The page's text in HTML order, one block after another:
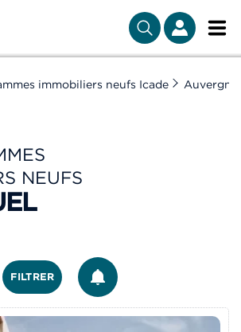
immobiliers neufs Icade
NEUFS
FILTRER
ÊTRE ALERTÉ